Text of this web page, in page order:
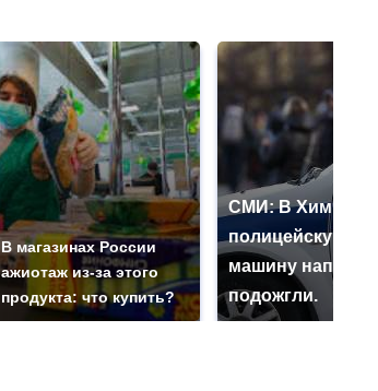
В магазинах России
ажиотаж из-за этого
продукта: что купить?
СМИ: В Химках на
полицейскую
машину напали и
подожгли.